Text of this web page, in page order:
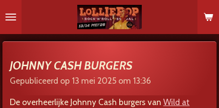
naar
hoofdinhoud
JOHNNY CASH BURGERS
Gepubliceerd op 13 mei 2025 om 13:36
De overheerlijke Johnny Cash burgers van Wild at